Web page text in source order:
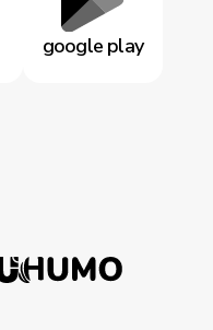
google play